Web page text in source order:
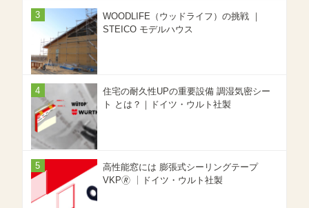
WOODLIFE（ウッドライフ）の挑戦 ｜
STEICO モデルハウス
住宅の耐久性UPの重要設備 調湿気密シー
ト とは？｜ドイツ・ウルト社製
高性能窓には 膨張式シーリングテープ
VKP🄬 ｜ドイツ・ウルト社製